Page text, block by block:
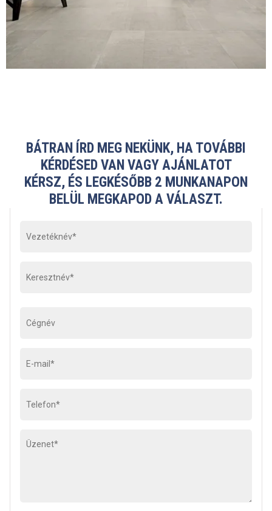
BÁTRAN ÍRD MEG NEKÜNK, HA TOVÁBBI
KÉRDÉSED VAN VAGY AJÁNLATOT
KÉRSZ, ÉS LEGKÉSŐBB 2 MUNKANAPON
BELÜL MEGKAPOD A VÁLASZT.